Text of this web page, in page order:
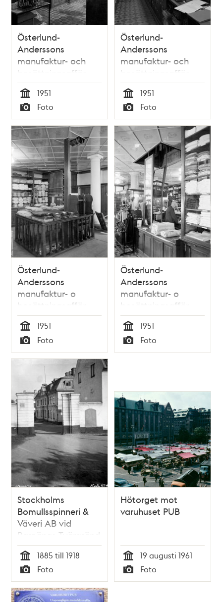
Österlund-
Anderssons
manufaktur- och
bosättningsaffär
före ombyggnad.
Stora Nygatan 4
Tid
1951
Typ
Foto
Österlund-
Anderssons
manufaktur- och
bosättningsaffär
före ombyggnad.
Stora Nygatan 4
Tid
1951
Typ
Foto
Österlund-
Anderssons
manufaktur- o
bosättningsaffär,
före ombyggnad.
Stora Nygatan 4
Tid
1951
Typ
Foto
Österlund-
Anderssons
manufaktur- o
bosättningsaffär
före ombyggnad.
Stora Nygatan 4
Tid
1951
Typ
Foto
Stockholms
Bomullsspinneri &
Väveri AB vid
Barnängs Tvärgränd
1. Dåv. kv. Negern.
Nuv. Tegelviksgatan
54, kv. Barnängens
Gård 1
Tid
1885 till 1918
Typ
Foto
Hötorget mot
varuhuset PUB
Tid
19 augusti 1961
Typ
Foto